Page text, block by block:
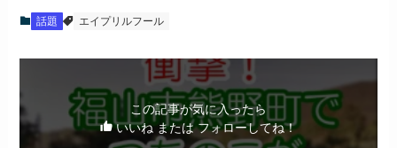
話題 エイプリルフール
この記事が気に入ったら
いいね または フォローしてね！